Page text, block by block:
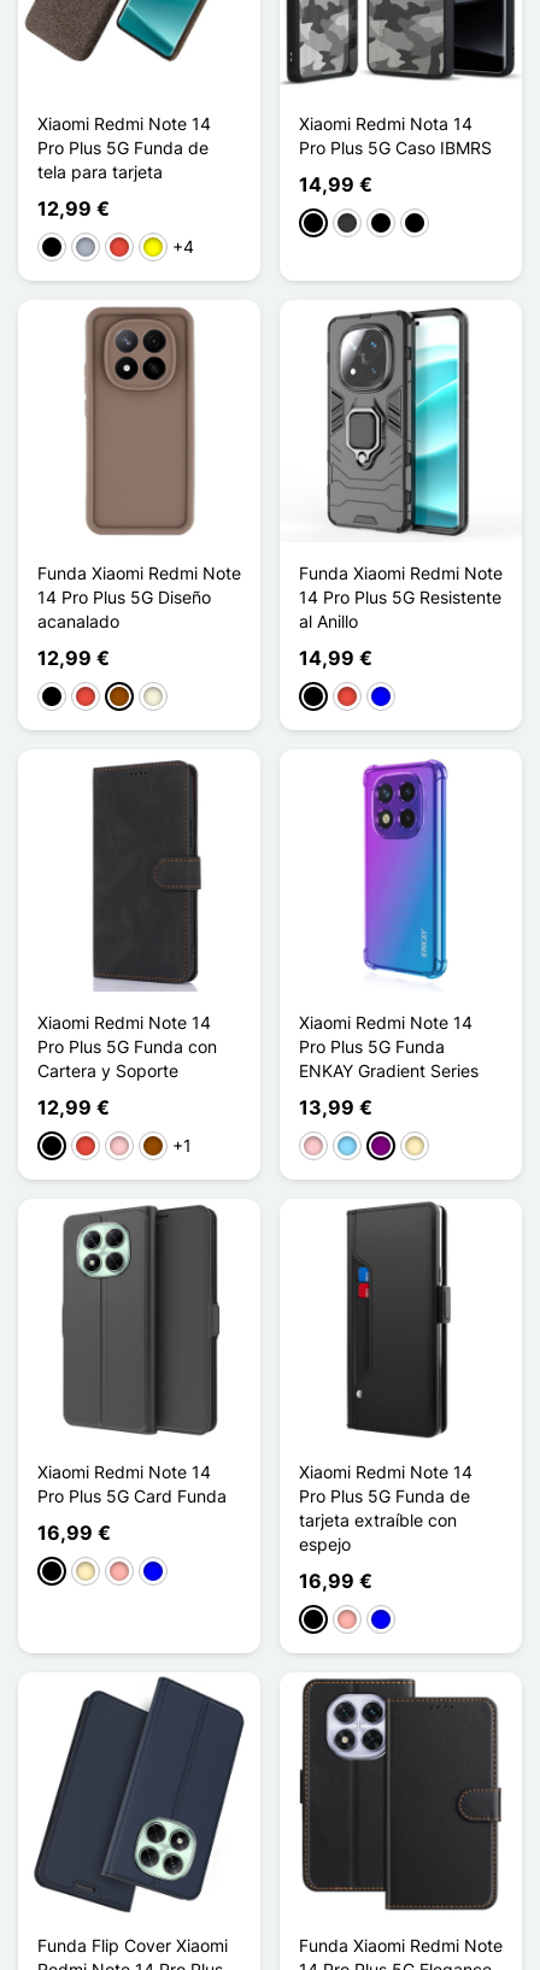
Xiaomi Redmi Note 14
Pro Plus 5G Funda de
tela para tarjeta
12,99 €
NegroGris RojoAmarillo
+4
Xiaomi Redmi Nota 14
Pro Plus 5G Caso IBMRS
14,99 €
NegroGris oscuro
Noir Transparent
Noir Mat
Funda Xiaomi Redmi Note
14 Pro Plus 5G Diseño
acanalado
12,99 €
NegroRojoMarrón
Beige
Funda Xiaomi Redmi Note
14 Pro Plus 5G Resistente
al Anillo
14,99 €
NegroRojoAzul
Xiaomi Redmi Note 14
Pro Plus 5G Funda con
Cartera y Soporte
12,99 €
NegroRojoRosaMarrón
+1
Xiaomi Redmi Note 14
Pro Plus 5G Funda
ENKAY Gradient Series
13,99 €
RosaAzul claro
Púrpura
Oro
Xiaomi Redmi Note 14
Pro Plus 5G Card Funda
16,99 €
NegroOro Oro rosa
Azul
Xiaomi Redmi Note 14
Pro Plus 5G Funda de
tarjeta extraíble con
espejo
16,99 €
NegroOro rosa
Azul
Funda Flip Cover Xiaomi
Funda Xiaomi Redmi Note